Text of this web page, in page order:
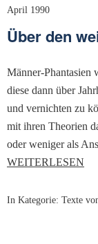
April 1990
Über den
Männer-Phantasien
diese dann über
und vernichten zu
mit ihren Theorien
oder weniger als
WEITERLESEN
In Kategorie: Texte